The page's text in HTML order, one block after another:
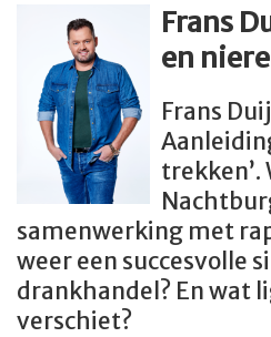
Frans
en
Frans
samenwerking met
weer een succesvolle
drankhandel? En wat
verschiet?